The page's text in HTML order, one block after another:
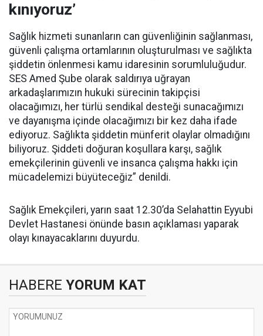
kınıyoruz’
Sağlık hizmeti sunanların can güvenliğinin sağlanması,
güvenli çalışma ortamlarının oluşturulması ve sağlıkta
şiddetin önlenmesi kamu idaresinin sorumluluğudur.
SES Amed Şube olarak saldırıya uğrayan
arkadaşlarımızın hukuki sürecinin takipçisi
olacağımızı, her türlü sendikal desteği sunacağımızı
ve dayanışma içinde olacağımızı bir kez daha ifade
ediyoruz. Sağlıkta şiddetin münferit olaylar olmadığını
biliyoruz. Şiddeti doğuran koşullara karşı, sağlık
emekçilerinin güvenli ve insanca çalışma hakkı için
mücadelemizi büyüteceğiz” denildi.
Sağlık Emekçileri, yarın saat 12.30’da Selahattin Eyyubi
Devlet Hastanesi önünde basın açıklaması yaparak
olayı kınayacaklarını duyurdu.
HABERE YORUM KAT